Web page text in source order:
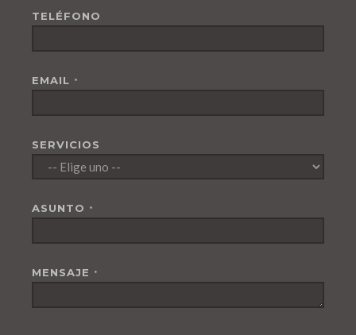
TELÉFONO
EMAIL *
SERVICIOS
ASUNTO *
MENSAJE *